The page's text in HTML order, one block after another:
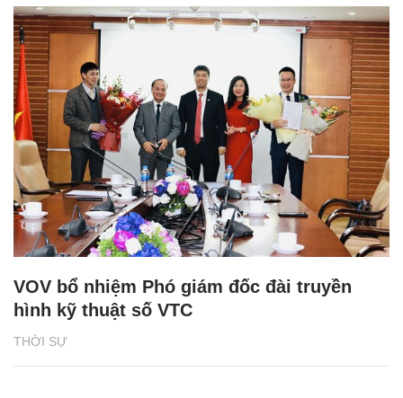
THỜI SỰ
VOV bổ nhiệm Phó giám đốc đài truyền
hình kỹ thuật số VTC